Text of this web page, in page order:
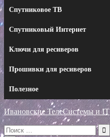
Спутниковое ТВ
Спутниковый Интернет
Ключи для ресиверов
Прошивки для ресиверов
Полезное
Ивановские ТелеСистемы и IT
Искать: